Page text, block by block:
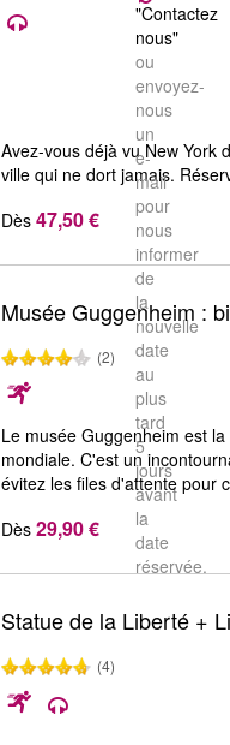
"Contactez
nous"
ou
envoyez-
nous
un
e-
mail
pour
nous
informer
de
la
nouvelle
date
au
plus
tard
5
jours
avant
la
date
réservée.
Avez-vous déjà vu New York
ville qui ne dort jamais.
Dès 47,50 €
Musée Guggenheim :
(2)
Le musée Guggenheim est
mondiale. C'est un
évitez les files d'attente pour
Dès 29,90 €
Statue de la Liberté +
(4)